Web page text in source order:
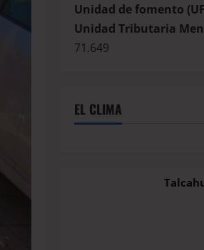
Unidad de fomento
Unidad Tributaria
71.649
EL CLIMA